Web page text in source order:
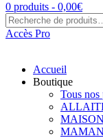
0 produits - 0,00€
Recherche
pour :
Accès Pro
Accueil
Boutique
Tous nos